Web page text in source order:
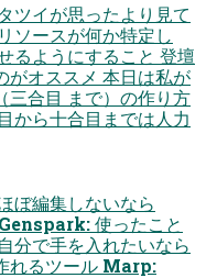
ツイが思ったより見て
ソースが何か特定し
るようにすること 登壇
がオススメ 本日は私が
三合目 まで）の作り方
から十合目までは人力
ぼ編集しないなら
使ったこと
分で手を入れたいなら
れるツール Marp: